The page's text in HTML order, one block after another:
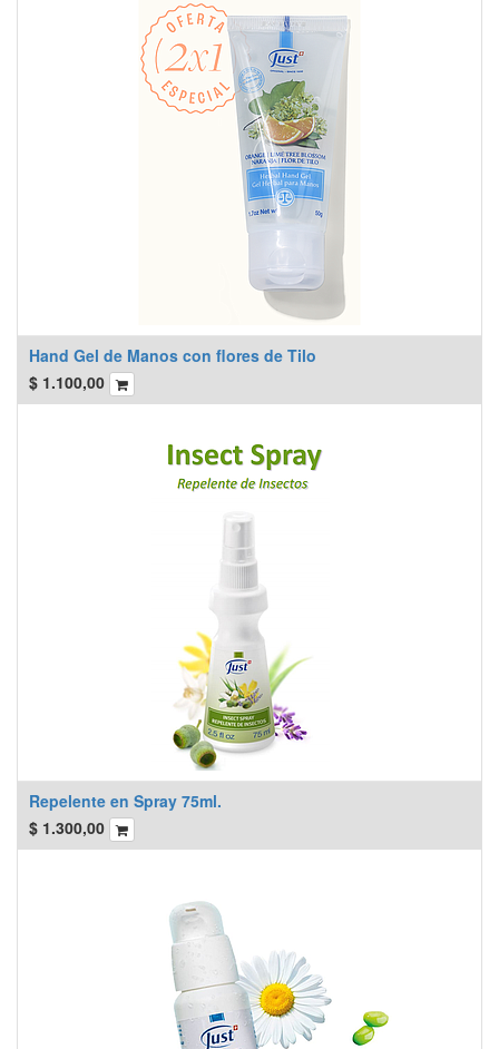
Hand Gel de Manos con flores de Tilo
$ 1.100,00
Repelente en Spray 75ml.
$ 1.300,00